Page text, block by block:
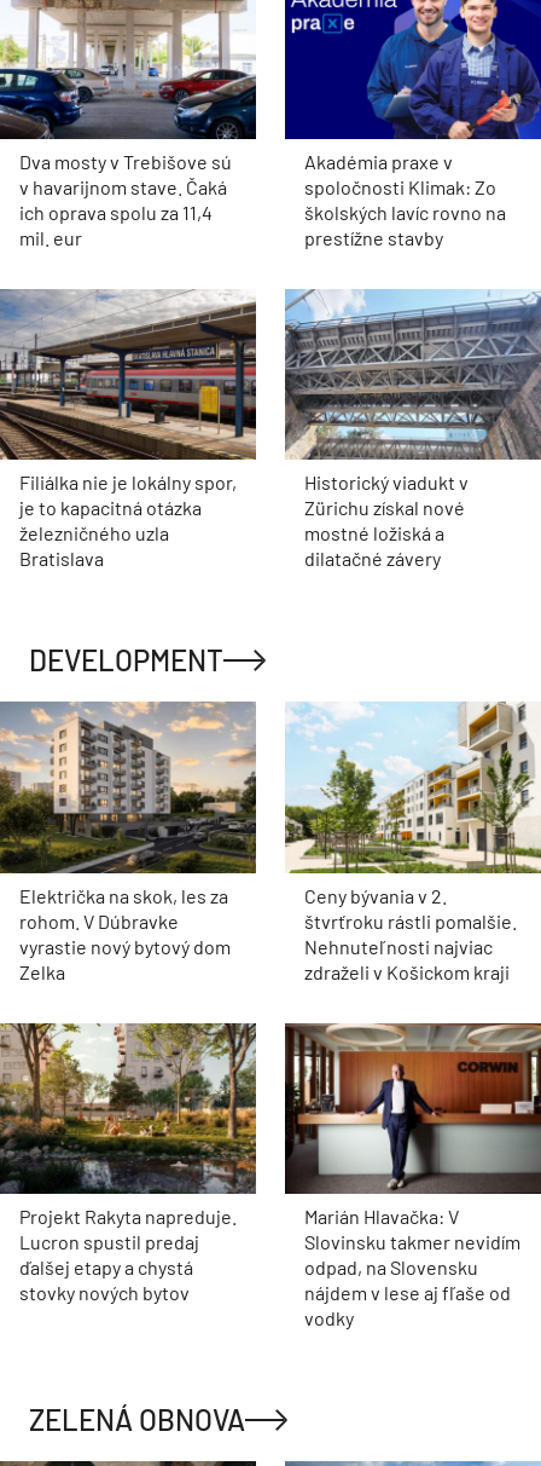
Dva mosty v Trebišove sú
v havarijnom stave. Čaká
ich oprava spolu za 11,4
mil. eur
Akadémia praxe v
spoločnosti Klimak: Zo
školských lavíc rovno na
prestížne stavby
Filiálka nie je lokálny spor,
je to kapacitná otázka
železničného uzla
Bratislava
Historický viadukt v
Zürichu získal nové
mostné ložiská a
dilatačné závery
DEVELOPMENT
Električka na skok, les za
rohom. V Dúbravke
vyrastie nový bytový dom
Zelka
Ceny bývania v 2.
štvrťroku rástli pomalšie.
Nehnuteľnosti najviac
zdraželi v Košickom kraji
Projekt Rakyta napreduje.
Lucron spustil predaj
ďalšej etapy a chystá
stovky nových bytov
Marián Hlavačka: V
Slovinsku takmer nevidím
odpad, na Slovensku
nájdem v lese aj fľaše od
vodky
ZELENÁ OBNOVA